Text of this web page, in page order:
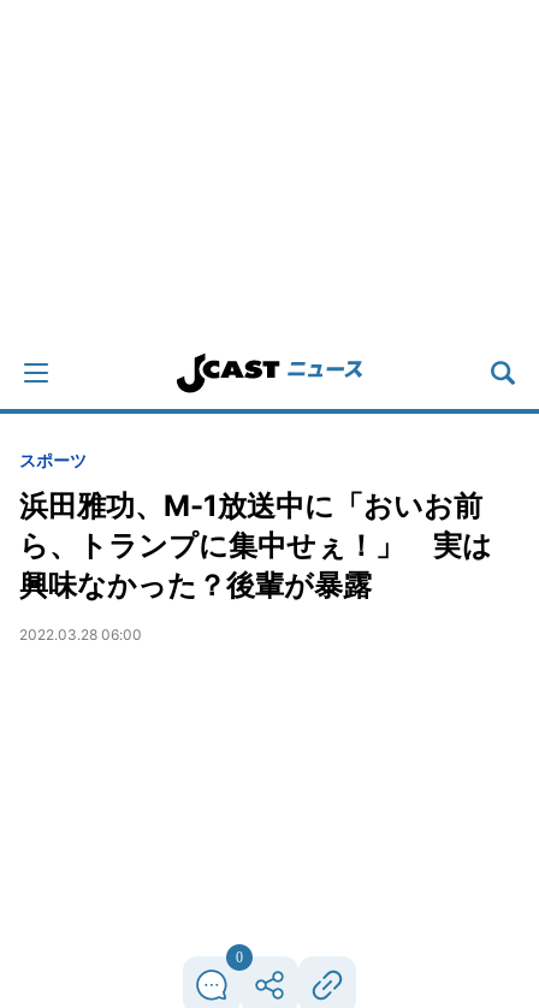
スポーツ
浜田雅功、M-1放送中に「おいお前
ら、トランプに集中せぇ！」 実は
興味なかった？後輩が暴露
2022.03.28 06:00
0